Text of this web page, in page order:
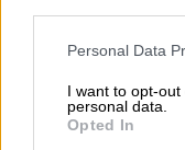
Personal Data
I want to opt-
personal data.
Opted In
Darias
incidencia
“muy